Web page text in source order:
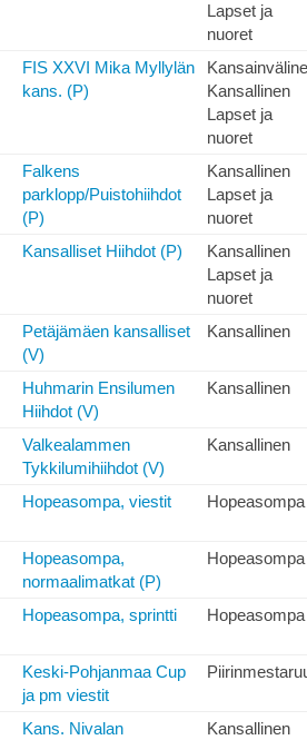
Lapset ja
nuoret
FIS XXVI Mika Myllylän
kans. (P)
Kansallinen
Lapset ja
nuoret
Falkens
parklopp/Puistohiihdot
(P)
Kansallinen
Lapset ja
nuoret
Kansalliset Hiihdot (P)
Kansallinen
Lapset ja
nuoret
Petäjämäen kansalliset
(V)
Kansallinen
Huhmarin Ensilumen
Hiihdot (V)
Kansallinen
Valkealammen
Tykkilumihiihdot (V)
Kansallinen
Hopeasompa, viestit Hopeasompa
Hopeasompa,
normaalimatkat (P)
Hopeasompa
Hopeasompa, sprintti Hopeasompa
Keski-Pohjanmaa Cup
ja pm viestit
Kans. Nivalan
Kansallinen